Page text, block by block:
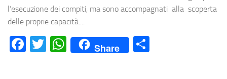
l’esecuzione dei compiti, ma sono accompagnati alla scoperta
delle proprie capacità....
Facebook
Twitter
WhatsApp
Share